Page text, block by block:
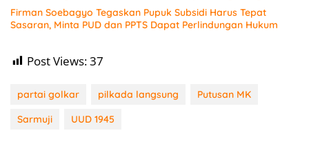
Firman Soebagyo Tegaskan Pupuk Subsidi Harus Tepat
Sasaran, Minta PUD dan PPTS Dapat Perlindungan Hukum
Post Views:37
partai golkar pilkada langsung
Putusan MK
Sarmuji
UUD 1945